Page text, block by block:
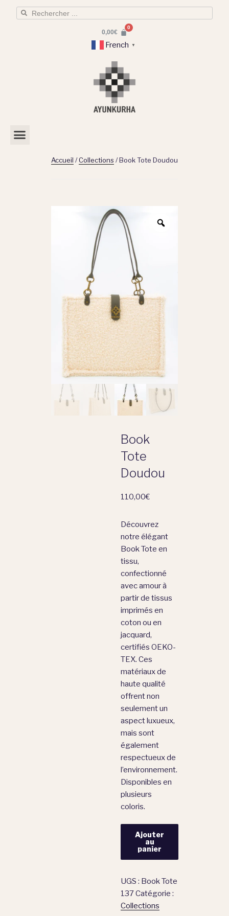
0,00€
French ▼
Accueil /Collections / Book Tote Doudou
Book
Tote
Doudou
110,00€
Découvrez
notre élégant
Book Tote en
tissu,
confectionné
avec amour à
partir de tissus
imprimés en
coton ou en
jacquard,
certifiés OEKO-
TEX. Ces
matériaux de
haute qualité
offrent non
seulement un
aspect luxueux,
mais sont
également
respectueux de
l’environnement.
Disponibles en
plusieurs
coloris.
Ajouter
au
panier
UGS : Book Tote
137Catégorie :
Collections